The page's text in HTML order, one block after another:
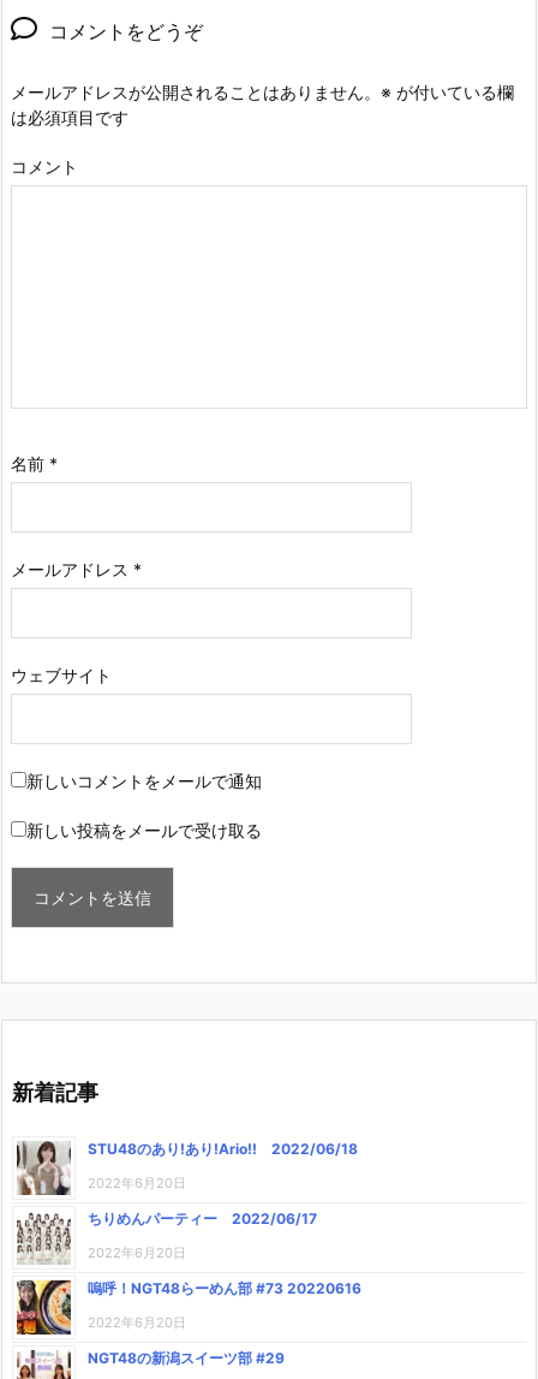
コメントをどうぞ
メールアドレスが公開されることはありません。 ※ が付いている欄
は必須項目です
コメント
名前 *
メールアドレス *
ウェブサイト
新しいコメントをメールで通知
新しい投稿をメールで受け取る
新着記事
STU48のあり!あり!Ario!! 2022/06/18
2022年6月20日
ちりめんパーティー 2022/06/17
2022年6月20日
嗚呼！NGT48らーめん部 #73 20220616
2022年6月20日
NGT48の新潟スイーツ部 #29